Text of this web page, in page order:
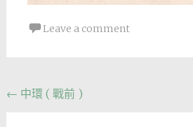
Leave a comment
Post
← 中環 ( 戰前 )